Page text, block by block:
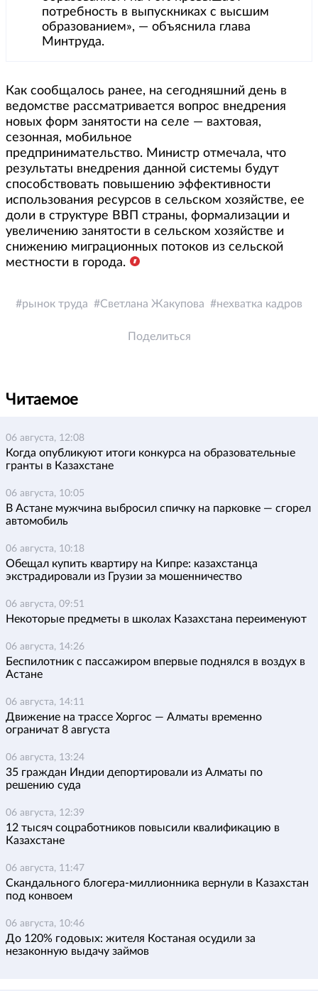
потребность в выпускниках с высшим
образованием», — объяснила глава
Минтруда.
Как сообщалось ранее, на сегодняшний день в
ведомстве рассматривается вопрос внедрения
новых форм занятости на селе — вахтовая,
сезонная, мобильное
предпринимательство. Министр отмечала, что
результаты внедрения данной системы будут
способствовать повышению эффективности
использования ресурсов в сельском хозяйстве, ее
доли в структуре ВВП страны, формализации и
увеличению занятости в сельском хозяйстве и
снижению миграционных потоков из сельской
местности в города.
рынок труда Светлана Жакупова нехватка кадров
Поделиться
Читаемое
06 августа, 12:08
Когда опубликуют итоги конкурса на образовательные
гранты в Казахстане
06 августа, 10:05
В Астане мужчина выбросил спичку на парковке — сгорел
автомобиль
06 августа, 10:18
Обещал купить квартиру на Кипре: казахстанца
экстрадировали из Грузии за мошенничество
06 августа, 09:51
Некоторые предметы в школах Казахстана переименуют
06 августа, 14:26
Беспилотник с пассажиром впервые поднялся в воздух в
Астане
06 августа, 14:11
Движение на трассе Хоргос — Алматы временно
ограничат 8 августа
06 августа, 13:24
35 граждан Индии депортировали из Алматы по
решению суда
06 августа, 12:39
12 тысяч соцработников повысили квалификацию в
Казахстане
06 августа, 11:47
Скандального блогера-миллионника вернули в Казахстан
под конвоем
06 августа, 10:46
До 120% годовых: жителя Костаная осудили за
незаконную выдачу займов